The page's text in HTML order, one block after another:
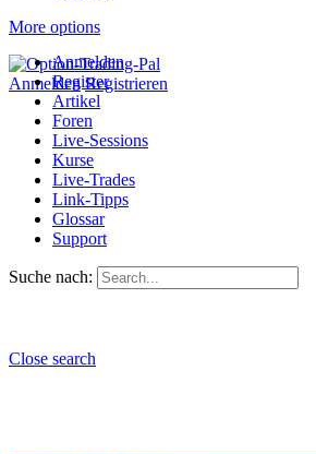
More options
Anmelden Registrieren
Anmelden
Register
Artikel
Foren
Live-Sessions
Kurse
Live-Trades
Link-Tipps
Glossar
Support
Suche nach:
Close search